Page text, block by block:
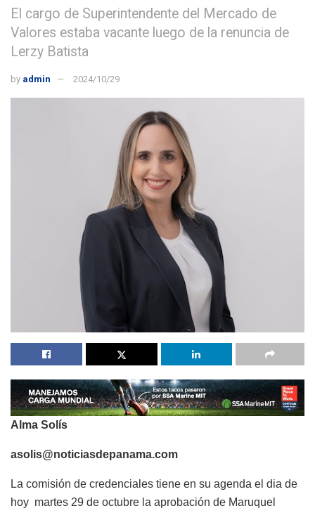
El cargo de Superintendente del Mercado de
Valores estaba vacante luego de la renuncia de
Lerzy Batista
by admin 2024/10/29
Alma Solís
asolis@noticiasdepanama.com
La comisión de credenciales tiene en su agenda el dia de
hoy martes 29 de octubre la aprobación de Maruquel